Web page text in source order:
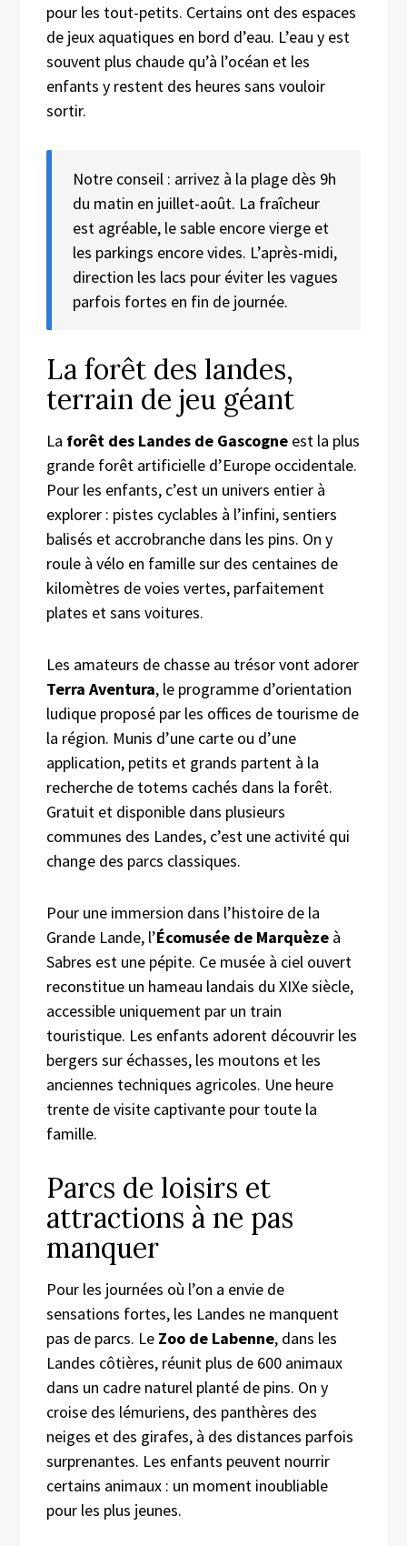
pour les tout-petits. Certains ont des espaces
de jeux aquatiques en bord d’eau. L’eau y est
souvent plus chaude qu’à l’océan et les
enfants y restent des heures sans vouloir
sortir.
Notre conseil : arrivez à la plage dès 9h
du matin en juillet-août. La fraîcheur
est agréable, le sable encore vierge et
les parkings encore vides. L’après-midi,
direction les lacs pour éviter les vagues
parfois fortes en fin de journée.
La forêt des landes,
terrain de jeu géant
La forêt des Landes de Gascogne est la plus
grande forêt artificielle d’Europe occidentale.
Pour les enfants, c’est un univers entier à
explorer : pistes cyclables à l’infini, sentiers
balisés et accrobranche dans les pins. On y
roule à vélo en famille sur des centaines de
kilomètres de voies vertes, parfaitement
plates et sans voitures.
Les amateurs de chasse au trésor vont adorer
Terra Aventura, le programme d’orientation
ludique proposé par les offices de tourisme de
la région. Munis d’une carte ou d’une
application, petits et grands partent à la
recherche de totems cachés dans la forêt.
Gratuit et disponible dans plusieurs
communes des Landes, c’est une activité qui
change des parcs classiques.
Pour une immersion dans l’histoire de la
Grande Lande, l’Écomusée de Marquèze à
Sabres est une pépite. Ce musée à ciel ouvert
reconstitue un hameau landais du XIXe siècle,
accessible uniquement par un train
touristique. Les enfants adorent découvrir les
bergers sur échasses, les moutons et les
anciennes techniques agricoles. Une heure
trente de visite captivante pour toute la
famille.
Parcs de loisirs et
attractions à ne pas
manquer
Pour les journées où l’on a envie de
sensations fortes, les Landes ne manquent
pas de parcs. Le Zoo de Labenne, dans les
Landes côtières, réunit plus de 600 animaux
dans un cadre naturel planté de pins. On y
croise des lémuriens, des panthères des
neiges et des girafes, à des distances parfois
surprenantes. Les enfants peuvent nourrir
certains animaux : un moment inoubliable
pour les plus jeunes.